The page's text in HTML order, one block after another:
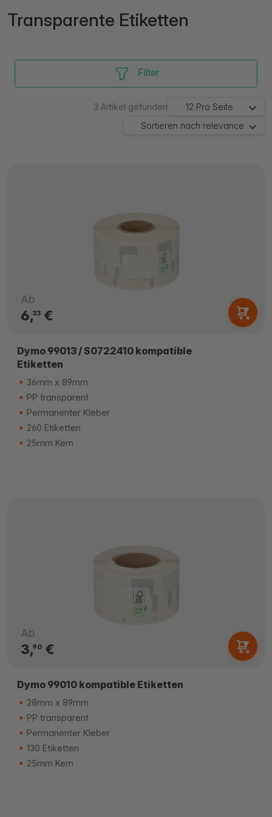
Transparente Etiketten
Filter
3 Artikel gefunden 12 Pro Seite
Sortieren nach relevance
Ab
6,33€
Dymo 99013 / S0722410 kompatible
Etiketten
36mm x 89mm
PP transparent
Permanenter Kleber
260 Etiketten
25mm Kern
Ab
3,90€
Dymo 99010 kompatible Etiketten
28mm x 89mm
PP transparent
Permanenter Kleber
130 Etiketten
25mm Kern